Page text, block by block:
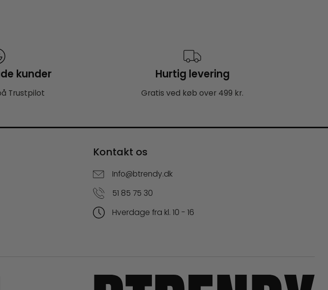
kunder
Trustpilot
Hurtig levering
Gratis ved køb over 499 kr.
Kontakt os
Info@btrendy.dk
51 85 75 30
Hverdage fra kl. 10 - 16